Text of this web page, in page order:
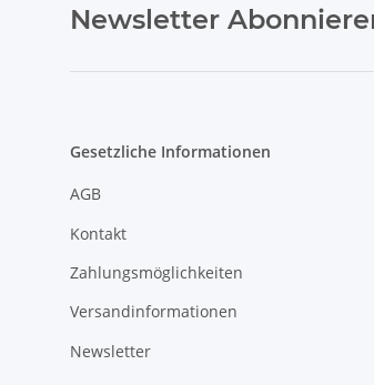
Newsletter
Gesetzliche Informationen
AGB
Kontakt
Zahlungsmöglichkeiten
Versandinformationen
Newsletter